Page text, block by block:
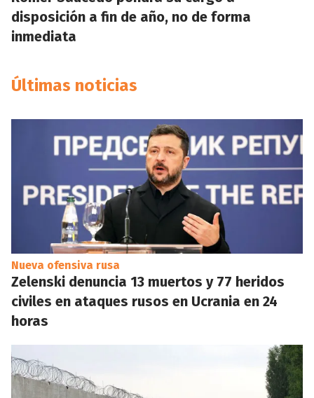
disposición a fin de año, no de forma
inmediata
Últimas noticias
Nueva ofensiva rusa
Zelenski denuncia 13 muertos y 77 heridos
civiles en ataques rusos en Ucrania en 24
horas